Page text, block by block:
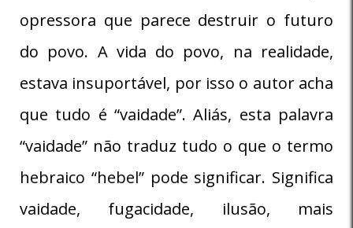
opressora que parece destruir o futuro
do povo. A vida do povo, na realidade,
estava insuportável, por isso o autor acha
que tudo é “vaidade”. Aliás, esta palavra
“vaidade” não traduz tudo o que o termo
hebraico “hebel” pode significar. Significa
vaidade, fugacidade, ilusão, mais